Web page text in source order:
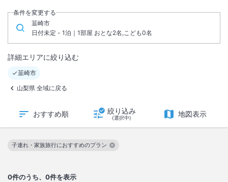
条件を変更する
韮崎市
日付未定 - 1泊｜1部屋 おとな2名,こども0名
詳細エリアに絞り込む
韮崎市
山梨県 全域に戻る
おすすめ順 絞り込み
(選択中) 地図表示
0件のうち、0件を表示
子連れ・家族旅行におすすめのプラン
この絞り込み条件を解除